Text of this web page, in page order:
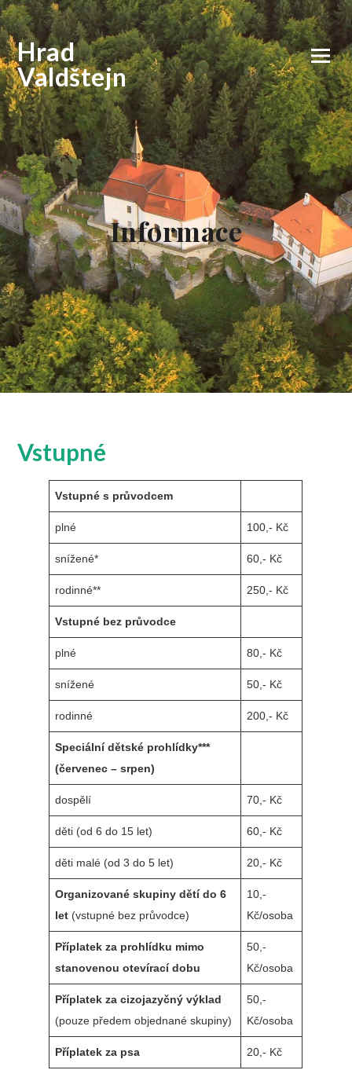
Hrad
Valdštejn
Informace
Vstupné
Vstupné s průvodcem
plné 100,- Kč
snížené* 60,- Kč
rodinné** 250,- Kč
Vstupné bez průvodce
plné 80,- Kč
snížené 50,- Kč
rodinné 200,- Kč
Speciální dětské prohlídky***
(červenec – srpen)
dospělí 70,- Kč
děti (od 6 do 15 let) 60,- Kč
děti malé (od 3 do 5 let) 20,- Kč
Organizované skupiny dětí do 6
let (vstupné bez průvodce)
10,-
Kč/osoba
Příplatek za prohlídku mimo
stanovenou otevírací dobu
50,-
Kč/osoba
Příplatek za cizojazyčný výklad
(pouze předem objednané skupiny)
50,-
Kč/osoba
Příplatek za psa 20,- Kč